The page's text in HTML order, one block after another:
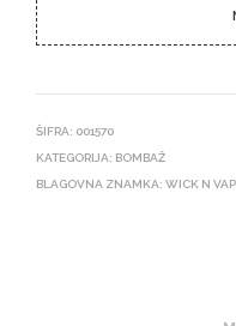
ŠIFRA: 001570
KATEGORIJA: BOMBAŽ
BLAGOVNA ZNAMKA: WICK N